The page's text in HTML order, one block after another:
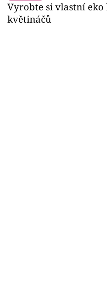
Vyrobte si vlastní
květináčů